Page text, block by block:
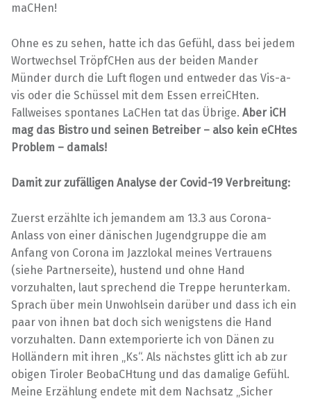
maCHen!
Ohne es zu sehen, hatte ich das Gefühl, dass bei jedem
Wortwechsel TröpfCHen aus der beiden Mander
Münder durch die Luft flogen und entweder das Vis-a-
vis oder die Schüssel mit dem Essen erreiCHten.
Fallweises spontanes LaCHen tat das Übrige. Aber iCH
mag das Bistro und seinen Betreiber – also kein eCHtes
Problem – damals!
Damit zur zufälligen Analyse der Covid-19 Verbreitung:
Zuerst erzählte ich jemandem am 13.3 aus Corona-
Anlass von einer dänischen Jugendgruppe die am
Anfang von Corona im Jazzlokal meines Vertrauens
(siehe Partnerseite), hustend und ohne Hand
vorzuhalten, laut sprechend die Treppe herunterkam.
Sprach über mein Unwohlsein darüber und dass ich ein
paar von ihnen bat doch sich wenigstens die Hand
vorzuhalten. Dann extemporierte ich von Dänen zu
Holländern mit ihren „Ks“. Als nächstes glitt ich ab zur
obigen Tiroler BeobaCHtung und das damalige Gefühl.
Meine Erzählung endete mit dem Nachsatz „Sicher